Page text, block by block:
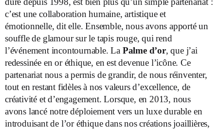
c’est une collaboration humaine, artistique et
émotionnelle, dit elle. Ensemble, nous avons apporté un
souffle de glamour sur le tapis rouge, qui rend
l’événement incontournable. La Palme d’or, que j’ai
redessinée en or éthique, en est devenue l’icône. Ce
partenariat nous a permis de grandir, de nous réinventer,
tout en restant fidèles à nos valeurs d’excellence, de
créativité et d’engagement. Lorsque, en 2013, nous
avons lancé notre déploiement vers un luxe durable en
introduisant de l’or éthique dans nos créations joaillières,